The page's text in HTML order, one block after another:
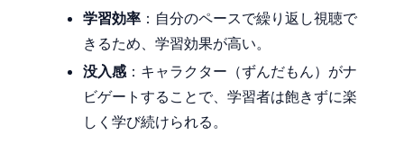
学習効率 ：自分のペースで繰り返し視聴で
きるため、学習効果が高い。
没入感 ：キャラクター（ずんだもん）がナ
ビゲートすることで、学習者は飽きずに楽
しく学び続けられる。